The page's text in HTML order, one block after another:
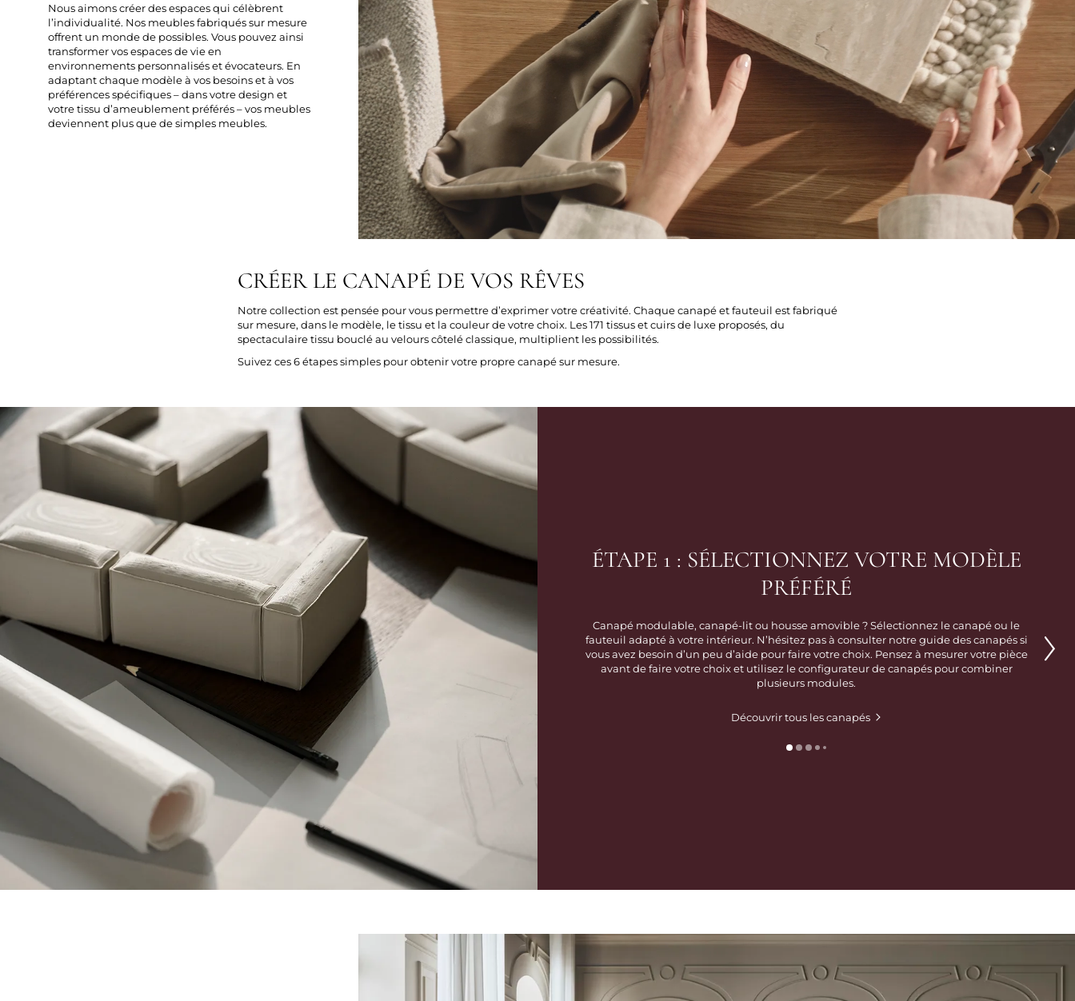
Nous aimons créer des espaces qui célèbrent
l’individualité. Nos meubles fabriqués sur mesure
offrent un monde de possibles. Vous pouvez ainsi
transformer vos espaces de vie en
environnements personnalisés et évocateurs. En
adaptant chaque modèle à vos besoins et à vos
préférences spécifiques – dans votre design et
votre tissu d’ameublement préférés – vos meubles
deviennent plus que de simples meubles.
CRÉER LE CANAPÉ DE VOS RÊVES
Notre collection est pensée pour vous permettre d’exprimer votre créativité. Chaque canapé et fauteuil est fabriqué
sur mesure, dans le modèle, le tissu et la couleur de votre choix. Les 171 tissus et cuirs de luxe proposés, du
spectaculaire tissu bouclé au velours côtelé classique, multiplient les possibilités.
Suivez ces 6 étapes simples pour obtenir votre propre canapé sur mesure.
ÉTAPE 1 : SÉLECTIONNEZ VOTRE MODÈLE
PRÉFÉRÉ
Canapé modulable, canapé-lit ou housse amovible ? Sélectionnez le canapé ou le
fauteuil adapté à votre intérieur. N’hésitez pas à consulter notre guide des canapés si
vous avez besoin d’un peu d’aide pour faire votre choix. Pensez à mesurer votre pièce
avant de faire votre choix et utilisez le configurateur de canapés pour combiner
plusieurs modules.
Découvrir tous les canapés